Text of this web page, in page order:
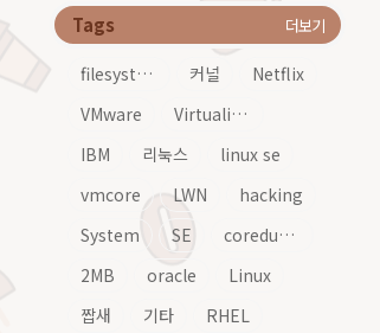
Tags 더보기
filesystem 커널
Netflix
VMware
Virtualization
IBM
리눅스
linux se
vmcore
LWN
hacking
System
SE
coredump
2MB
oracle
Linux
짭새
기타
RHEL